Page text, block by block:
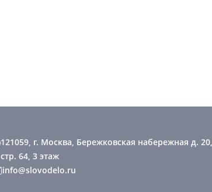
121059, г. Москва, Бережковская набережная д. 20,
стр. 64, 3 этаж
info@slovodelo.ru